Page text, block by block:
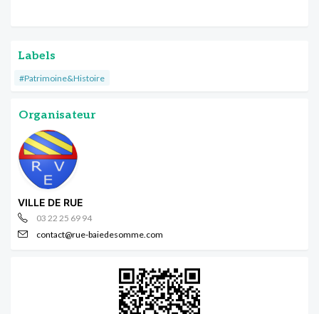
Labels
#Patrimoine&Histoire
Organisateur
VILLE DE RUE
03 22 25 69 94
contact@rue-baiedesomme.com